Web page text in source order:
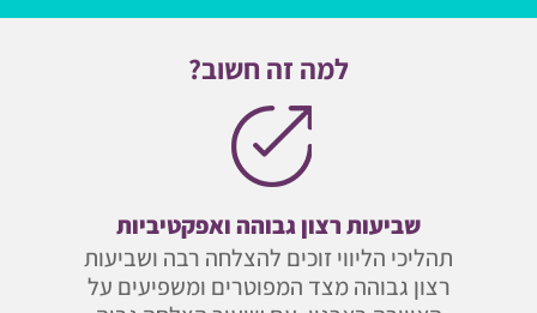
למה זה חשוב?
שביעות רצון גבוהה ואפקטיביות
תהליכי הליווי זוכים להצלחה רבה ושביעות
רצון גבוהה מצד המפוטרים ומשפיעים על